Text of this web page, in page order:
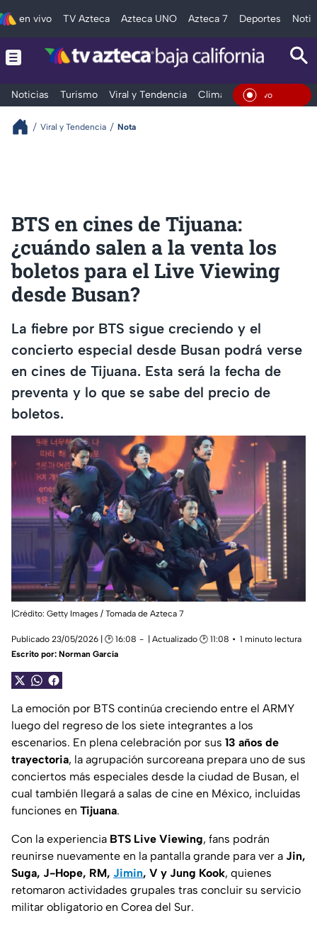
en vivo TV Azteca Azteca UNO Azteca 7 Deportes
Noticias Turismo Viral y Tendencia Clima Deportes En
Viral y Tendencia Nota
BTS en cines de Tijuana:
¿cuándo salen a la venta los
boletos para el Live Viewing
desde Busan?
La fiebre por BTS sigue creciendo y el
concierto especial desde Busan podrá verse
en cines de Tijuana. Esta será la fecha de
preventa y lo que se sabe del precio de
boletos.
|Crédito: Getty Images / Tomada de Azteca 7
Publicado 23/05/2026 | 🕑 16:08 | Actualizado 🕑 11:08
1 minuto lectura
Escrito por: Norman García
La emoción por BTS continúa creciendo entre el ARMY
luego del regreso de los siete integrantes a los
escenarios. En plena celebración por sus 13 años de
trayectoria, la agrupación surcoreana prepara uno de sus
conciertos más especiales desde la ciudad de Busan, el
cual también llegará a salas de cine en México, incluidas
funciones en Tijuana.
Con la experiencia BTS Live Viewing, fans podrán
reunirse nuevamente en la pantalla grande para ver a Jin,
Suga, J-Hope, RM, Jimin, V y Jung Kook, quienes
retomaron actividades grupales tras concluir su servicio
militar obligatorio en Corea del Sur.